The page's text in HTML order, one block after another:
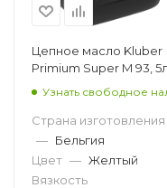
Цепное масло Kluber
Primium Super M 93, 5л
Узнать свободное
Страна изготовления
— Бельгия
Цвет — Желтый
Вязкость